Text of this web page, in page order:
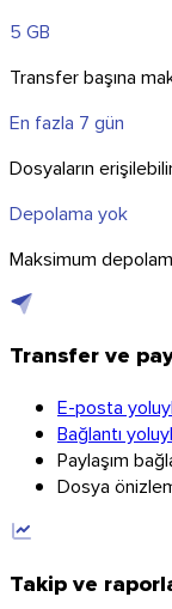
5 GB
Transfer başına
En fazla 7 gün
Dosyaların
Depolama yok
Maksimum
Transfer ve
E-posta
Bağlantı
Paylaşım
Dosya
Takip ve